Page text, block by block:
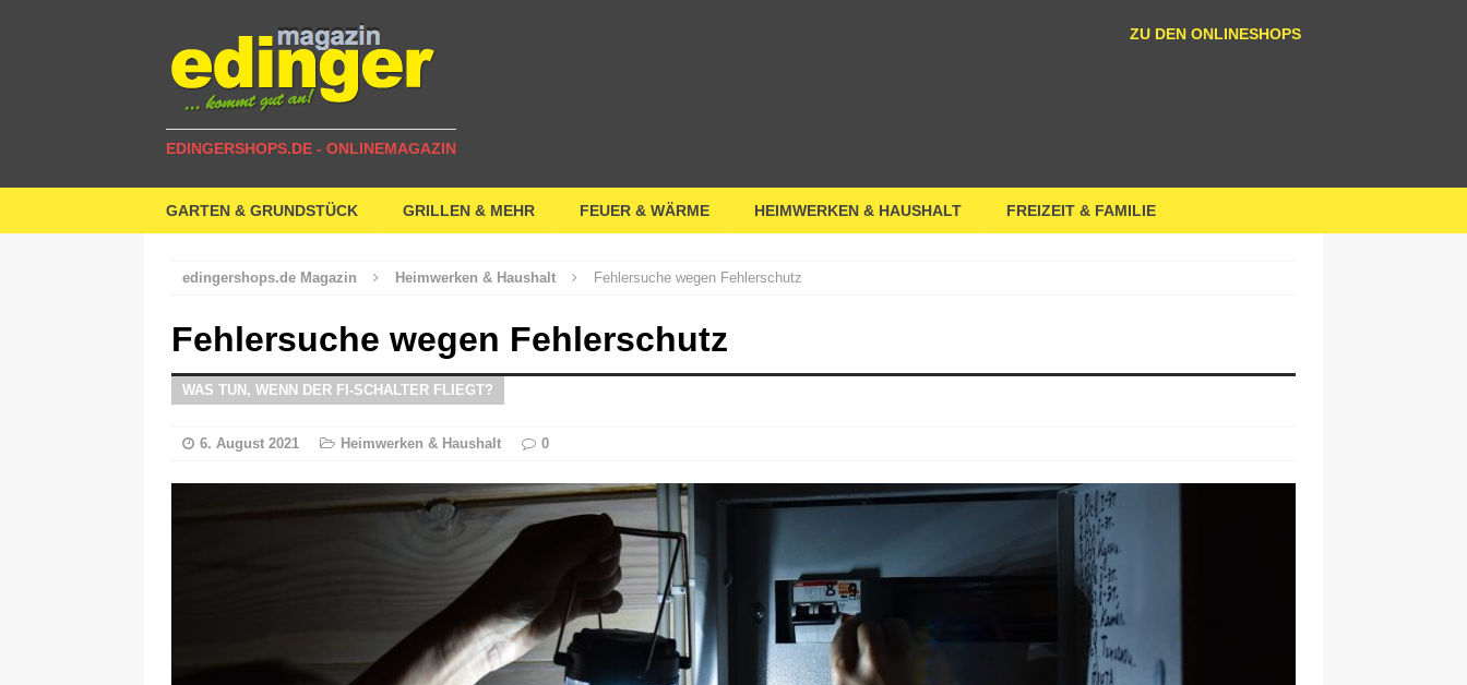
EDINGERSHOPS.DE - ONLINEMAGAZIN
ZU DEN ONLINESHOPS
GARTEN & GRUNDSTÜCK GRILLEN & MEHR FEUER & WÄRME HEIMWERKEN & HAUSHALT FREIZEIT & FAMILIE
edingershops.de Magazin Heimwerken & Haushalt Fehlersuche wegen Fehlerschutz
Fehlersuche wegen Fehlerschutz
WAS TUN, WENN DER FI-SCHALTER FLIEGT?
6. August 2021 Heimwerken & Haushalt 0